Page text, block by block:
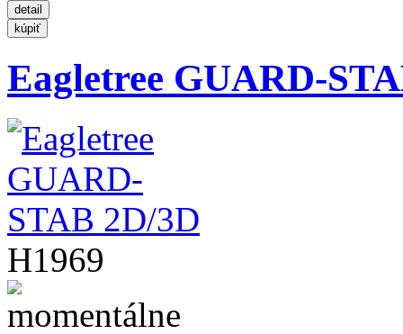
Eagletree GUARD-
H1969